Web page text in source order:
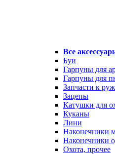
Все
Буи
Гарпуны для
Гарпуны для
Запчасти к
Зацепы
Катушки для
Куканы
Лини
Наконечники
Наконечники
Охота, прочее